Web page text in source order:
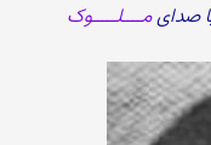
صدایمــــلـــــوک